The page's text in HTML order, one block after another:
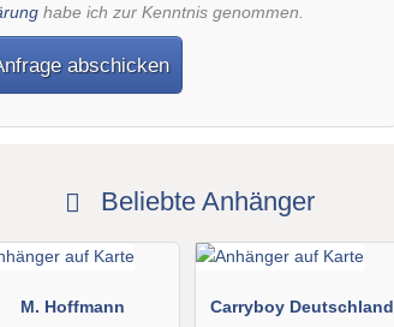
habe ich zur Kenntnis genommen.
abschicken
Beliebte Anhänger
M. Hoffmann
Carryboy Deutschland